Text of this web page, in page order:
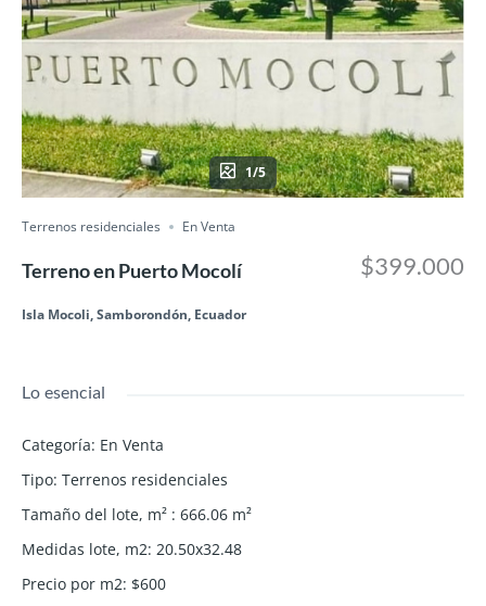
1/5
Terrenos residenciales En Venta
Terreno en Puerto Mocolí
Isla Mocoli, Samborondón, Ecuador
$399.000
Lo esencial
Categoría: En Venta
Tipo: Terrenos residenciales
Tamaño del lote, m² : 666.06 m²
Medidas lote, m2: 20.50x32.48
Precio por m2: $600